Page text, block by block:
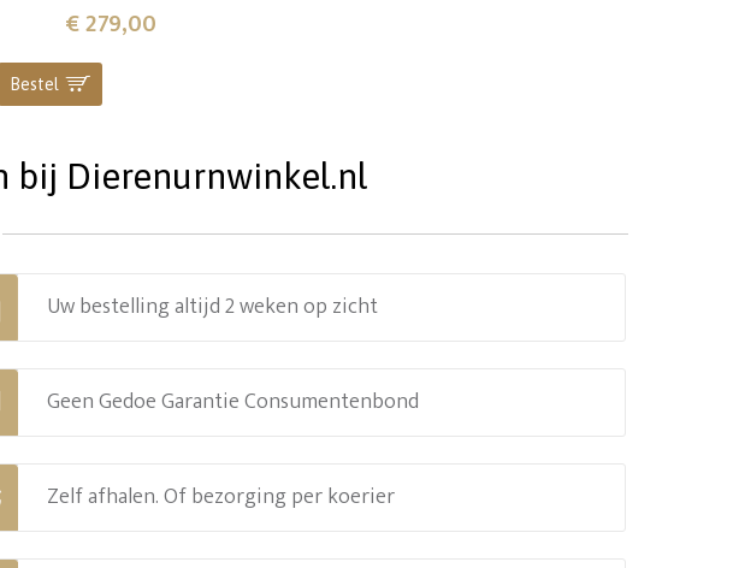
€ 279,00
Bestel
bij Dierenurnwinkel.nl
Uw bestelling altijd 2 weken op zicht
Geen Gedoe Garantie Consumentenbond
Zelf afhalen. Of bezorging per koerier